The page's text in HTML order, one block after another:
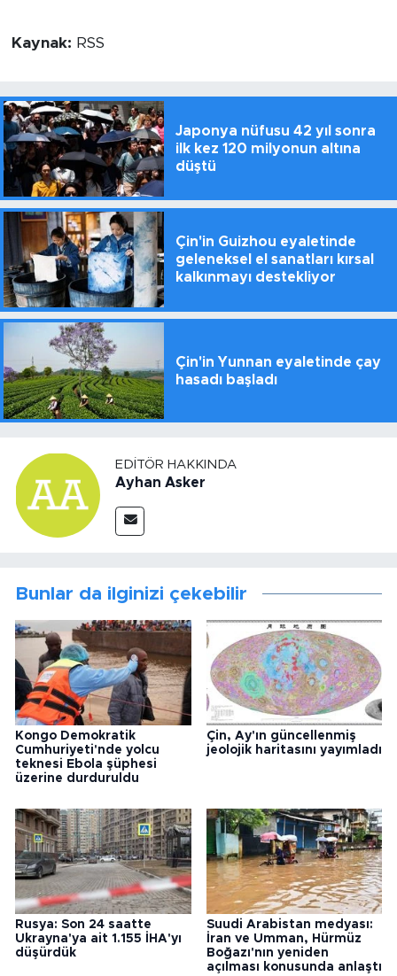
Kaynak: RSS
Japonya nüfusu 42 yıl sonra
ilk kez 120 milyonun altına
düştü
Çin'in Guizhou eyaletinde
geleneksel el sanatları kırsal
kalkınmayı destekliyor
Çin'in Yunnan eyaletinde çay
hasadı başladı
EDITÖR HAKKINDA
Ayhan Asker
Bunlar da ilginizi çekebilir
Kongo Demokratik
Cumhuriyeti'nde yolcu
teknesi Ebola şüphesi
üzerine durduruldu
Çin, Ay'ın güncellenmiş
jeolojik haritasını yayımladı
Rusya: Son 24 saatte
Ukrayna'ya ait 1.155 İHA'yı
düşürdük
Suudi Arabistan medyası:
İran ve Umman, Hürmüz
Boğazı'nın yeniden
açılması konusunda anlaştı